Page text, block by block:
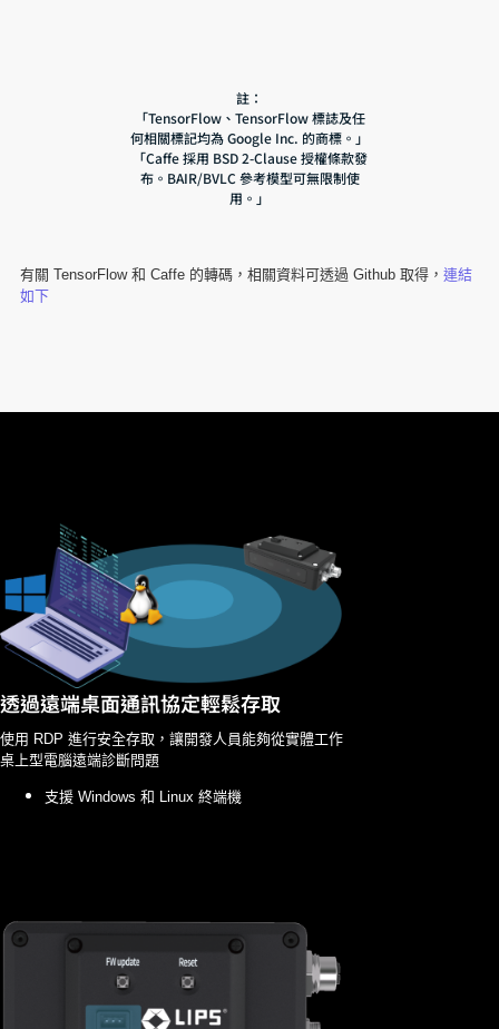
註：
「TensorFlow、TensorFlow 標誌及任
何相關標記均為 Google Inc. 的商標。」
「Caffe 採用 BSD 2-Clause 授權條款發
布。BAIR/BVLC 參考模型可無限制使
用。」
有關 TensorFlow 和 Caffe 的轉碼，相關資料可透過 Github 取得， 連結
如下
透過遠端桌面通訊協定輕鬆存取
使用 RDP 進行安全存取，讓開發人員能夠從實體工作
桌上型電腦遠端診斷問題
支援 Windows 和 Linux 終端機